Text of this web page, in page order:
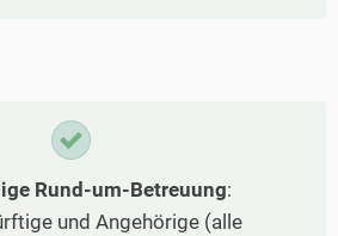
Rund-um-Betreuung:
und Angehörige (alle